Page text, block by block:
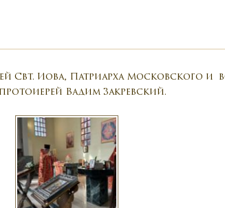
Свт. Иова, Патриарха Московского и
Вадим Закревский.